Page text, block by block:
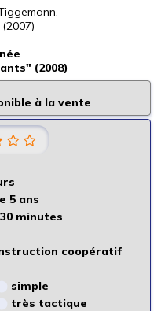
,
(2007)
(2008)
à la vente
5 ans
minutes
coopératif
simple
très tactique